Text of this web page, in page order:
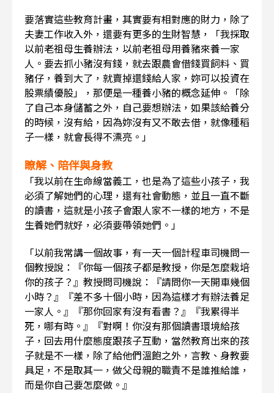
要落實這些教育計畫，其實要有相對應的財力，除了
夫妻工作收入外，還要有更多的生財智慧，「我採取
以前老祖母生養辦法，以前老祖母用養豬來養一家
人。要去抓小豬沒有錢，就去跟農會借錢買飼料、買
豬仔，養到大了，就賣掉還錢給人家，妳可以投資在
股票績優股」，那便是一種養小豬的概念延伸。「除
了自己本身儲蓄之外，自己要想辦法，如果該給養分
的時候，沒有給，因為妳沒有又不敢去借，就像種稻
子一樣，就會長得不漂亮。」
瞭解、陪伴與身教
「我以前在生命線當義工，也是為了這些小孩子，我
必須了解她們的心理，還有社會動態，並且一直不斷
的讀書，這就是小孩子會跟人家不一樣的地方，不是
生養她們就好，必須要帶領她們。」
「以前我常講一個故事，有一天一個計程車司機問一
個教授說：『你每一個孩子都是教授，你是怎麼栽培
你的孩子？』教授問司機說：『請問你一天開車幾個
小時？』『差不多十個小時，因為這樣才有辦法養足
一家人。』『那你回家有沒有看書？』『我累得半
死，哪有時。』『對啊！你沒有那個讀書環境給孩
子，回去用什麼態度跟孩子互動，當然教育出來的孩
子就是不一樣，除了給他們溫飽之外，言教、身教要
具足，不是取其一，做父母親的職責不是誰推給誰，
而是你自己要怎麼做。』